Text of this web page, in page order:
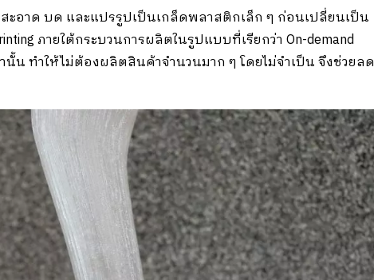
ะอาด บด และแปรรูปเป็นเกล็ดพลาสติกเล็ก ๆ ก่อนเปลี่ยนเป็น
ภายใต้กระบวนการผลิตในรูปแบบที่เรียกว่า On-demand
น ทำให้ไม่ต้องผลิตสินค้าจำนวนมาก ๆ โดยไม่จำเป็น จึงช่วยลด